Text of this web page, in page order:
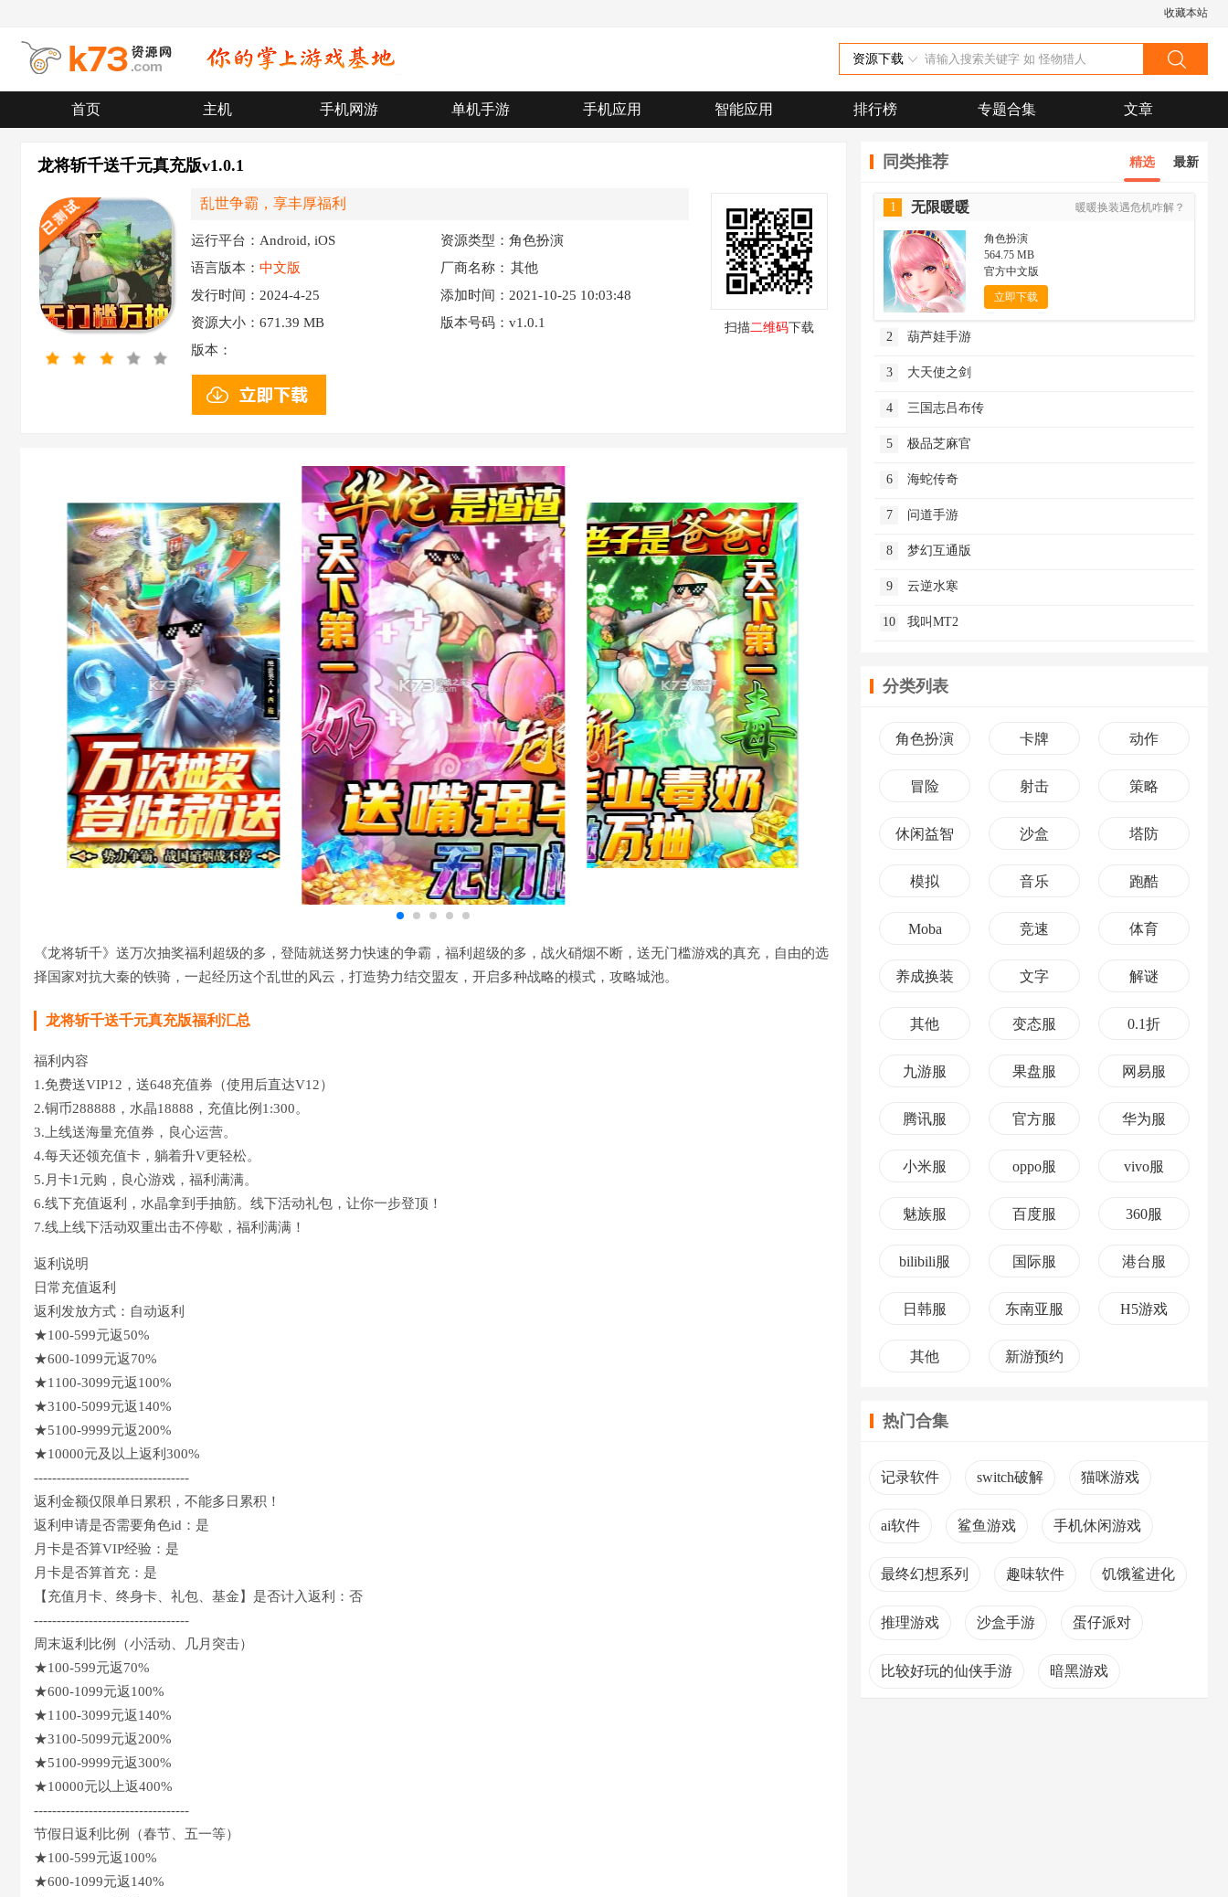
收藏本站
资源下载
首页 主机 手机网游 单机手游 手机应用 智能应用 排行榜 专题合集 文章
龙将斩千送千元真充版v1.0.1
乱世争霸，享丰厚福利
运行平台：Android, iOS
资源类型：角色扮演
语言版本： 中文版 厂商名称： 其他
发行时间：2024-4-25
添加时间：2021-10-25 10:03:48
资源大小： 671.39 MB
版本号码：v1.0.1
版本：
扫描二维码下载
《龙将斩千》送万次抽奖福利超级的多，登陆就送努力快速的争霸，福利超级的多，战火硝烟不断，送无门槛游戏的真充，自由的选
择国家对抗大秦的铁骑，一起经历这个乱世的风云，打造势力结交盟友，开启多种战略的模式，攻略城池。
龙将斩千送千元真充版福利汇总
福利内容
1.免费送VIP12，送648充值券（使用后直达V12）
2.铜币288888，水晶18888，充值比例1:300。
3.上线送海量充值券，良心运营。
4.每天还领充值卡，躺着升V更轻松。
5.月卡1元购，良心游戏，福利满满。
6.线下充值返利，水晶拿到手抽筋。线下活动礼包，让你一步登顶！
7.线上线下活动双重出击不停歇，福利满满！
返利说明
日常充值返利
返利发放方式：自动返利
★100-599元返50%
★600-1099元返70%
★1100-3099元返100%
★3100-5099元返140%
★5100-9999元返200%
★10000元及以上返利300%
----------------------------------
返利金额仅限单日累积，不能多日累积！
返利申请是否需要角色id：是
月卡是否算VIP经验：是
月卡是否算首充：是
【充值月卡、终身卡、礼包、基金】是否计入返利：否
----------------------------------
周末返利比例（小活动、几月突击）
★100-599元返70%
★600-1099元返100%
★1100-3099元返140%
★3100-5099元返200%
★5100-9999元返300%
★10000元以上返400%
----------------------------------
节假日返利比例（春节、五一等）
★100-599元返100%
★600-1099元返140%
同类推荐 精选 最新
1 无限暖暖 暖暖换装遇危机咋解？
角色扮演
564.75 MB
官方中文版
立即下载
2 葫芦娃手游
3 大天使之剑
4 三国志吕布传
5 极品芝麻官
6 海蛇传奇
7 问道手游
8 梦幻互通版
9 云逆水寒
10 我叫MT2
分类列表
角色扮演 卡牌 动作
冒险 射击 策略
休闲益智 沙盒 塔防
模拟 音乐 跑酷
Moba 竞速 体育
养成换装 文字 解谜
其他 变态服 0.1折
九游服 果盘服 网易服
腾讯服 官方服 华为服
小米服 oppo服 vivo服
魅族服 百度服 360服
bilibili服 国际服 港台服
日韩服 东南亚服 H5游戏
其他 新游预约
热门合集
记录软件 switch破解 猫咪游戏
ai软件 鲨鱼游戏 手机休闲游戏
最终幻想系列 趣味软件 饥饿鲨进化
推理游戏 沙盒手游 蛋仔派对
比较好玩的仙侠手游 暗黑游戏